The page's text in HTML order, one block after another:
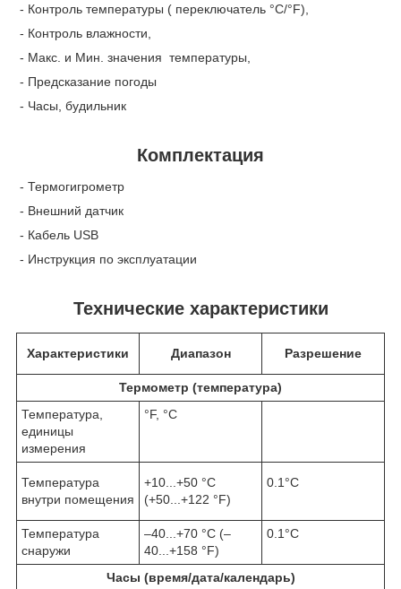
- Контроль температуры ( переключатель °C/°F),
- Контроль влажности,
- Макс. и Мин. значения температуры,
- Предсказание погоды
- Часы, будильник
Комплектация
- Термогигрометр
- Внешний датчик
- Кабель USB
- Инструкция по эксплуатации
Технические характеристики
Характеристики Диапазон Разрешение
Термометр (температура)
Температура,
единицы
измерения
°F, °C
Температура
внутри помещения
+10...+50 °C
(+50...+122 °F)
0.1°C
Температура
снаружи
–40...+70 °C (–
40...+158 °F)
0.1°C
Часы (время/дата/календарь)